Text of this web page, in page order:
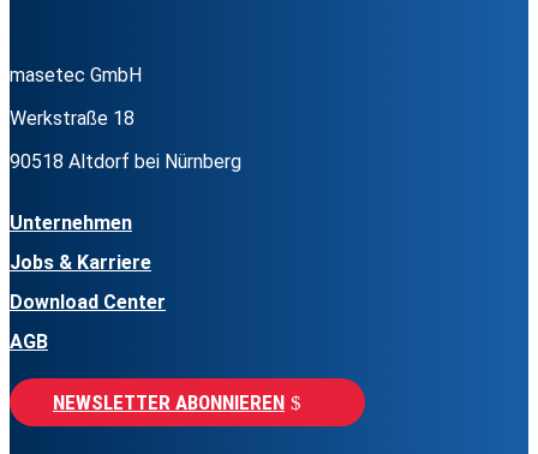
masetec GmbH
Werkstraße 18
90518 Altdorf bei Nürnberg
Unternehmen
Jobs & Karriere
Download Center
AGB
NEWSLETTER ABONNIEREN